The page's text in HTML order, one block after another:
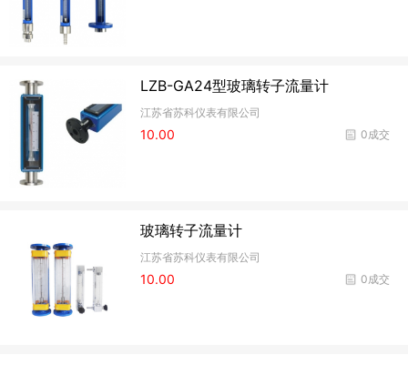
LZB-GA24型玻璃转子流量计
江苏省苏科仪表有限公司
0成交
10.00
玻璃转子流量计
江苏省苏科仪表有限公司
0成交
10.00